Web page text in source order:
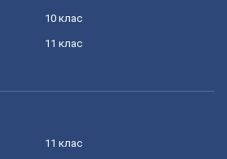
10 клас
11 клас
11 клас